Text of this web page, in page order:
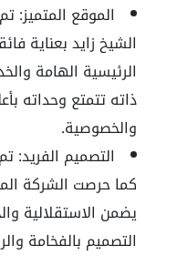
الموقع المتميز:
الشيخ زايد بعناية
الرئيسية الهامة
ذاته تتمتع وحداته
والخصوصية.
التصميم الفريد:
كما حرصت الشركة
يضمن الاستقلالية
التصميم بالفخامة